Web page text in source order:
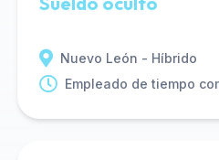
Nuevo León - Híbrido
Empleado de tiempo